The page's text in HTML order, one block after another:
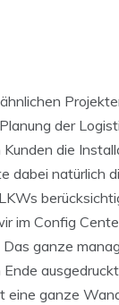
der
die
dabei natürlich
im Config
ganze
eine ganze